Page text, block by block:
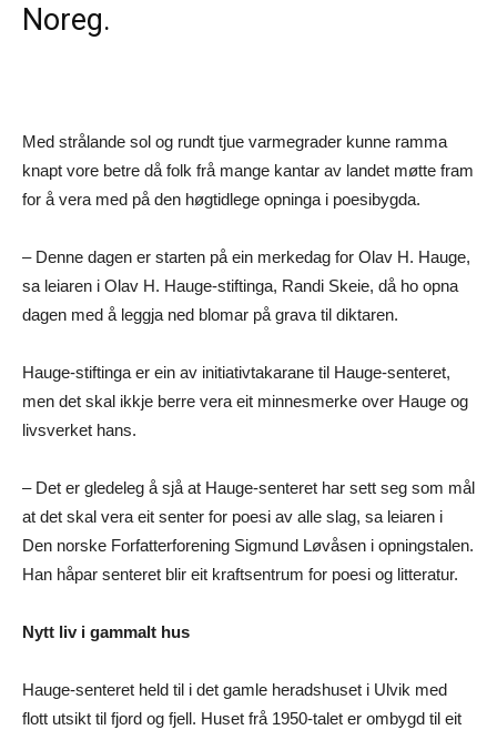
Noreg.
Med strålande sol og rundt tjue varmegrader kunne ramma
knapt vore betre då folk frå mange kantar av landet møtte fram
for å vera med på den høgtidlege opninga i poesibygda.
– Denne dagen er starten på ein merkedag for Olav H. Hauge,
sa leiaren i Olav H. Hauge-stiftinga, Randi Skeie, då ho opna
dagen med å leggja ned blomar på grava til diktaren.
Hauge-stiftinga er ein av initiativtakarane til Hauge-senteret,
men det skal ikkje berre vera eit minnesmerke over Hauge og
livsverket hans.
– Det er gledeleg å sjå at Hauge-senteret har sett seg som mål
at det skal vera eit senter for poesi av alle slag, sa leiaren i
Den norske Forfatterforening Sigmund Løvåsen i opningstalen.
Han håpar senteret blir eit kraftsentrum for poesi og litteratur.
Nytt liv i gammalt hus
Hauge-senteret held til i det gamle heradshuset i Ulvik med
flott utsikt til fjord og fjell. Huset frå 1950-talet er ombygd til eit